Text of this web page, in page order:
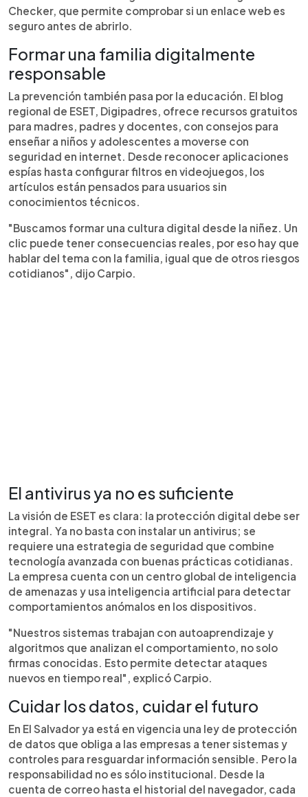
Checker, que permite comprobar si un enlace web es
seguro antes de abrirlo.
Formar una familia digitalmente
responsable
La prevención también pasa por la educación. El blog
regional de ESET, Digipadres, ofrece recursos gratuitos
para madres, padres y docentes, con consejos para
enseñar a niños y adolescentes a moverse con
seguridad en internet. Desde reconocer aplicaciones
espías hasta configurar filtros en videojuegos, los
artículos están pensados para usuarios sin
conocimientos técnicos.
"Buscamos formar una cultura digital desde la niñez. Un
clic puede tener consecuencias reales, por eso hay que
hablar del tema con la familia, igual que de otros riesgos
cotidianos", dijo Carpio.
El antivirus ya no es suficiente
La visión de ESET es clara: la protección digital debe ser
integral. Ya no basta con instalar un antivirus; se
requiere una estrategia de seguridad que combine
tecnología avanzada con buenas prácticas cotidianas.
La empresa cuenta con un centro global de inteligencia
de amenazas y usa inteligencia artificial para detectar
comportamientos anómalos en los dispositivos.
"Nuestros sistemas trabajan con autoaprendizaje y
algoritmos que analizan el comportamiento, no solo
firmas conocidas. Esto permite detectar ataques
nuevos en tiempo real", explicó Carpio.
Cuidar los datos, cuidar el futuro
En El Salvador ya está en vigencia una ley de protección
de datos que obliga a las empresas a tener sistemas y
controles para resguardar información sensible. Pero la
responsabilidad no es sólo institucional. Desde la
cuenta de correo hasta el historial del navegador, cada